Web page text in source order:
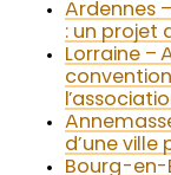
Ardennes
: un projet
Lorraine –
d’une ville
Bourg-en-